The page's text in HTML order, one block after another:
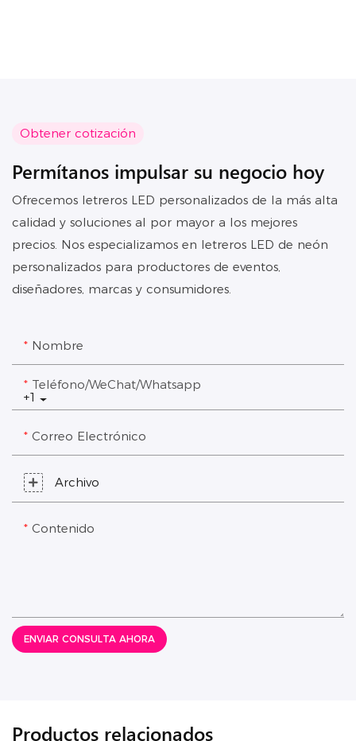
Obtener cotización
Permítanos impulsar su negocio hoy
Ofrecemos letreros LED personalizados de la más alta
calidad y soluciones al por mayor a los mejores
precios. Nos especializamos en letreros LED de neón
personalizados para productores de eventos,
diseñadores, marcas y consumidores.
Nombre
+1
Teléfono/WeChat/Whatsapp
Correo Electrónico
Archivo
Contenido
ENVIAR CONSULTA AHORA
Productos relacionados